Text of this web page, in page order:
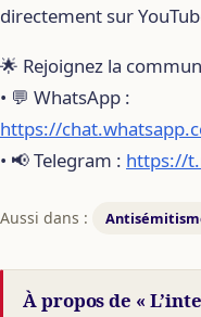
directement sur
🌟 Rejoignez la
• 💬 WhatsApp :
https://
• 📢 Telegram : https://
Aussi dans :
À propos de «